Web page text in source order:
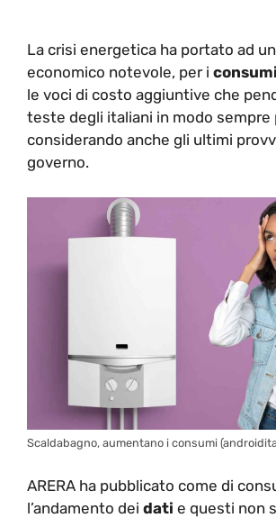
La crisi energetica ha portato ad
economico notevole, per i consumi
le voci di costo aggiuntive che
teste degli italiani in modo sempre
considerando anche gli ultimi
governo.
Scaldabagno, aumentano i consumi
ARERA ha pubblicato come di
l’andamento dei dati e questi non